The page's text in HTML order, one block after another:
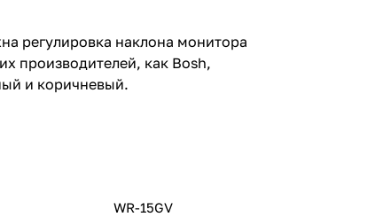
регулировка наклона монитора
производителей, как Bosh,
и коричневый.
WR-15GV